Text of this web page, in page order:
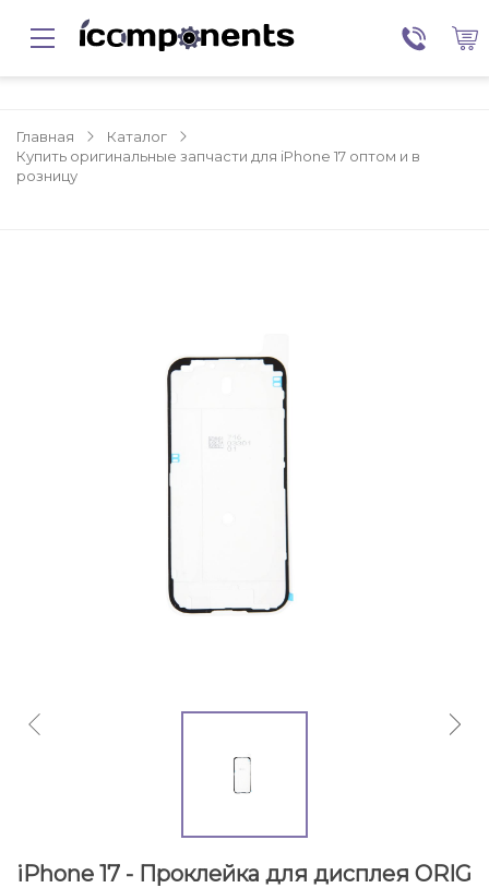
Главная
Каталог
Купить оригинальные запчасти для iPhone 17 оптом и в
розницу
iPhone 17 - Проклейка для дисплея ORIG